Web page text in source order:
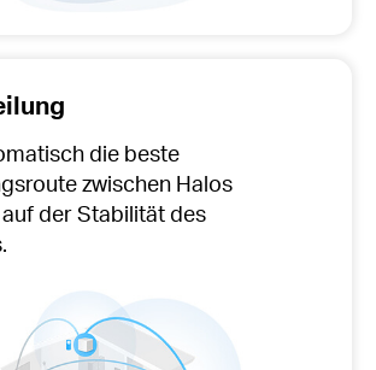
die beste
zwischen Halos
der Stabilität des